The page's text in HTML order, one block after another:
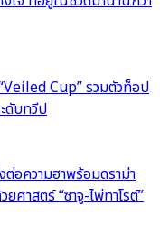
Cup” รวมตัวท็อป
ดับทวีป
อความฮาพร้อมดราม่า
ศาสตร์ “ซาจู-ไพ่ทาโรต์”